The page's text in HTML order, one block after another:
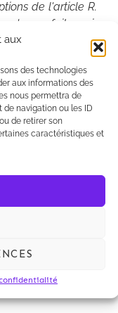
aux
des technologies
aux informations des
nous permettra de
navigation ou les ID
de retirer son
caractéristiques et
de l'article R.
n'a pas fait courir
prévu à l'article
ce délai
17, un recours
être recevable,
raisonnable à
période continue
le terrain ; qu'en
un délai
regardé comme
de l'article R.
qu'un recours
alors même que
ci-dessus